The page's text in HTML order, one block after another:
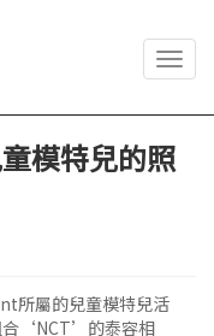
模特兒的照
所屬的兒童模特兒活
合‘NCT’的泰容相